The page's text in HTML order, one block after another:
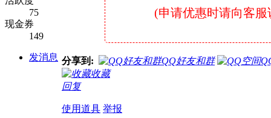
75
现金券
149
发消息
(申请优惠时请向客服
分享到: QQ好友和群
收藏
回复
使用道具 举报